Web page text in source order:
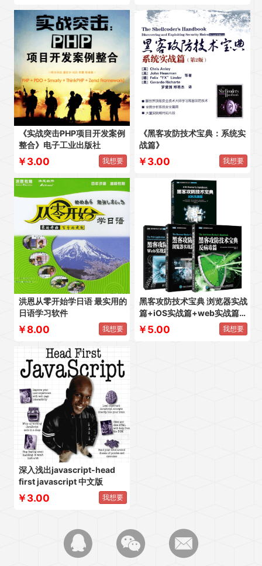
《实战突击PHP项目开发案例
整合》电子工业出版社
￥3.00 我想要
《黑客攻防技术宝典：系统实
战篇》
￥3.00 我想要
洪恩从零开始学日语 最实用的
日语学习软件
￥8.00 我想要
黑客攻防技术宝典 浏览器实战
篇+iOS实战篇+web实战篇
+反病毒篇四册全
￥5.00 我想要
深入浅出javascript-head
first javascript 中文版
￥3.00 我想要